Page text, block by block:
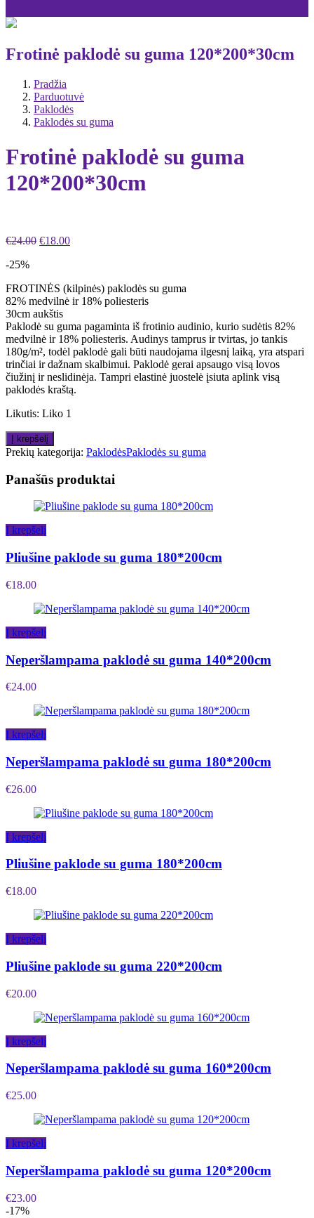
Frotinė paklodė su guma 120*200*30cm
Pradžia
Parduotuvė
Paklodės
Paklodės su guma
Frotinė paklodė su guma
120*200*30cm
€24.00 €18.00
-25%
FROTINĖS (kilpinės) paklodės su guma
82% medvilnė ir 18% poliesteris
30cm aukštis
Paklodė su guma pagaminta iš frotinio audinio, kurio sudėtis 82%
medvilnė ir 18% poliesteris. Audinys tamprus ir tvirtas, jo tankis
180g/m², todėl paklodė gali būti naudojama ilgesnį laiką, yra atspari
trinčiai ir dažnam skalbimui. Paklodė gerai apsaugo visą lovos
čiužinį ir neslidinėja. Tampri elastinė juostelė įsiuta aplink visą
paklodės kraštą.
Likutis: Liko 1
Į krepšelį
Prekių kategorija: PaklodėsPaklodės su guma
Panašūs produktai
Į krepšelį
Pliušine paklode su guma 180*200cm
€18.00
Į krepšelį
Neperšlampama paklodė su guma 140*200cm
€24.00
Į krepšelį
Neperšlampama paklodė su guma 180*200cm
€26.00
Į krepšelį
Pliušine paklode su guma 180*200cm
€18.00
Į krepšelį
Pliušine paklode su guma 220*200cm
€20.00
Į krepšelį
Neperšlampama paklodė su guma 160*200cm
€25.00
Į krepšelį
Neperšlampama paklodė su guma 120*200cm
€23.00
-17%